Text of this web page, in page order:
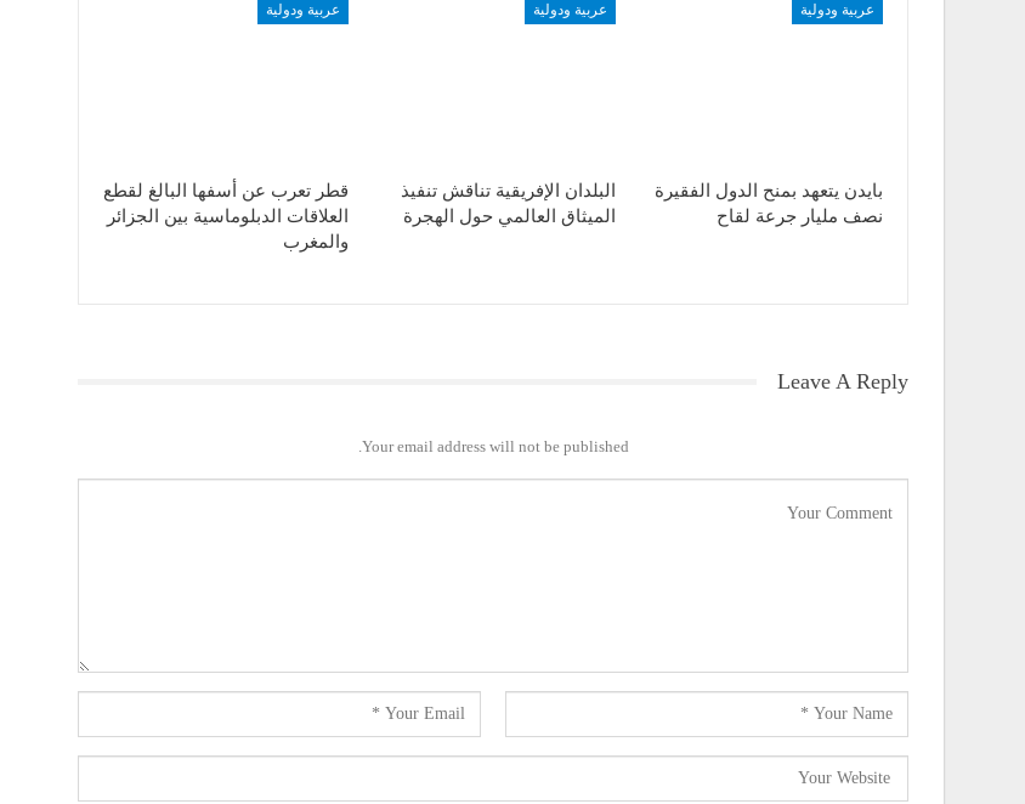
عربية ودولية
بايدن يتعهد بمنح الدول الفقيرة
نصف مليار جرعة لقاح
عربية ودولية
البلدان الإفريقية تناقش تنفيذ
الميثاق العالمي حول الهجرة
عربية ودولية
قطر تعرب عن أسفها البالغ لقطع
العلاقات الدبلوماسية بين الجزائر
والمغرب
Leave A Reply
Your email address will not be published.